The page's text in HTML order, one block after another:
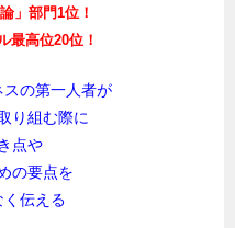
」部門1位！
最高位20位！
スの第一人者が
り組む際に
点や
の要点を
伝える